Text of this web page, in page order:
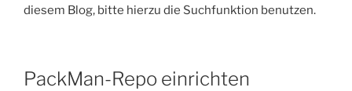
diesem Blog, bitte hierzu die Suchfunktion benutzen.
PackMan-Repo einrichten